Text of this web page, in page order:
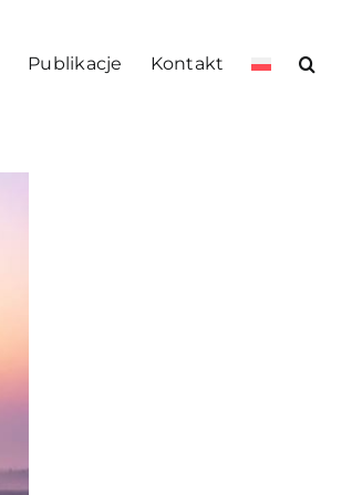
Publikacje Kontakt